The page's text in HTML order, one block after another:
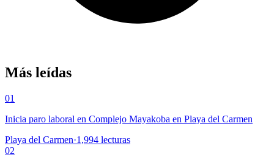
Más leídas
01
Inicia paro laboral en Complejo Mayakoba en Playa del Carmen
Playa del Carmen·1,994 lecturas
02